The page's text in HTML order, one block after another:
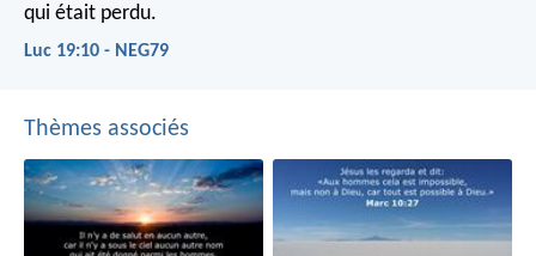
qui était perdu.
Luc 19:10 - NEG79
Thèmes associés